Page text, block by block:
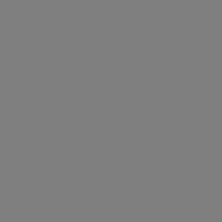
près de la baie d'Akashi, ce
entre tradition et modernité.
de malt d'orge légèrement tourbé,
et de sherry. Ce whisky offre une
ceux qui souhaitent découvrir le